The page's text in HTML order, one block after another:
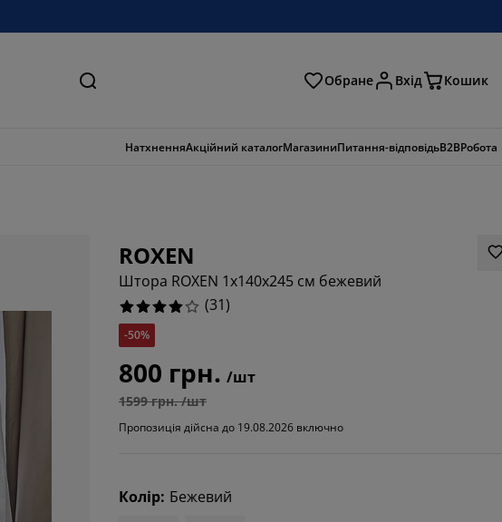
Пошук Обране Вхід Кошик
НатхненняАкційний каталогМагазиниПитання-відповідьB2BРобота
ROXEN
Штора ROXEN 1x140x245 см бежевий
(31)
-50%
800 грн. /шт
1599 грн. /шт
Пропозиція дійсна до 19.08.2026 включно
Колір: Бежевий
58.06451612903226%
12.903225806451612%
9.67741935483871%
6.451612903225806%
12.903225806451612%